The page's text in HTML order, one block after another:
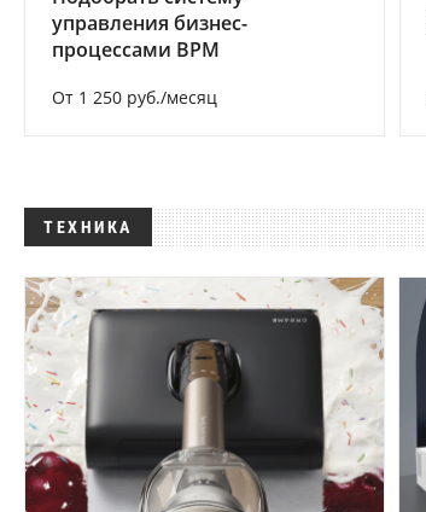
управления бизнес-
процессами BPM
От 1 250 руб./месяц
ТЕХНИКА